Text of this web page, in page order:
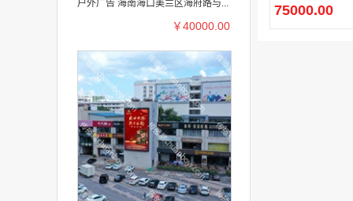
户外广告 海南海口美兰区海府路与...
￥40000.00
75000.00